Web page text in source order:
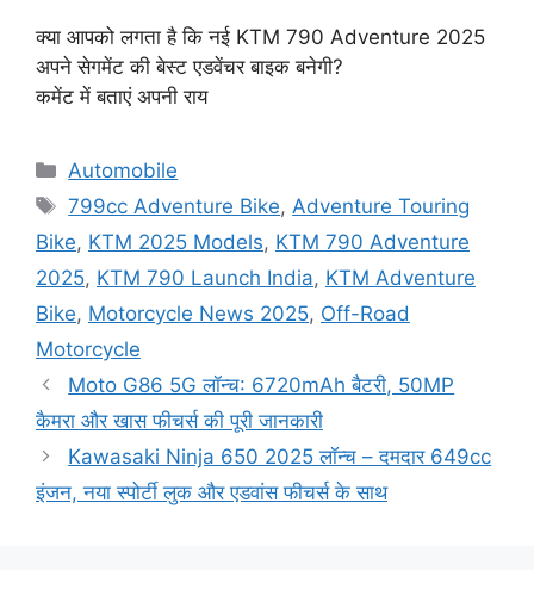
क्या आपको लगता है कि नई KTM 790 Adventure 2025
अपने सेगमेंट की बेस्ट एडवेंचर बाइक बनेगी?
कमेंट में बताएं अपनी राय
Categories
Automobile
Tags
799cc Adventure Bike, Adventure Touring
Bike, KTM 2025 Models, KTM 790 Adventure
2025, KTM 790 Launch India, KTM Adventure
Bike, Motorcycle News 2025, Off-Road
Motorcycle
Moto G86 5G लॉन्च: 6720mAh बैटरी, 50MP
कैमरा और खास फीचर्स की पूरी जानकारी
Kawasaki Ninja 650 2025 लॉन्च – दमदार 649cc
इंजन, नया स्पोर्टी लुक और एडवांस फीचर्स के साथ